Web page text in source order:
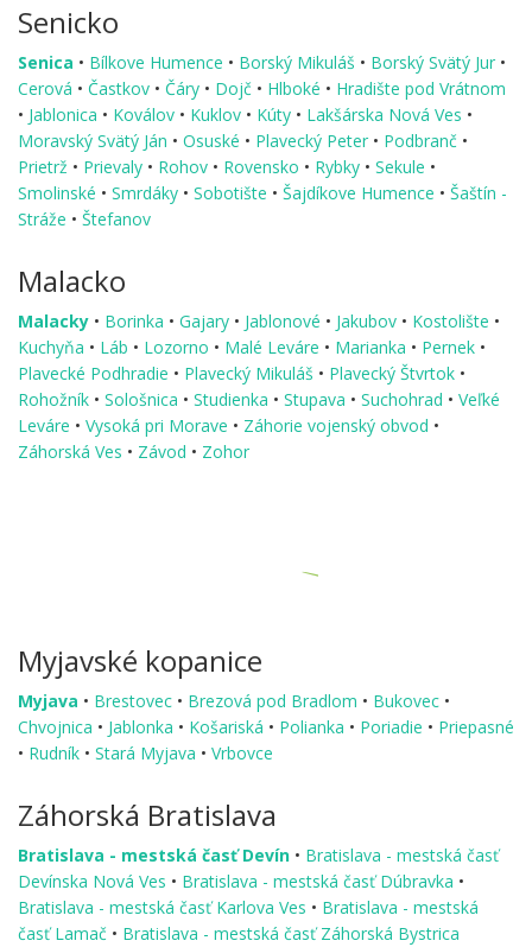
Senicko
Senica • Bílkove Humence • Borský Mikuláš • Borský Svätý Jur •
Cerová • Častkov • Čáry • Dojč • Hlboké • Hradište pod Vrátnom
• Jablonica • Koválov • Kuklov • Kúty • Lakšárska Nová Ves •
Moravský Svätý Ján • Osuské • Plavecký Peter • Podbranč •
Prietrž • Prievaly • Rohov • Rovensko • Rybky • Sekule •
Smolinské • Smrdáky • Sobotište • Šajdíkove Humence • Šaštín -
Stráže • Štefanov
Malacko
Malacky • Borinka • Gajary • Jablonové • Jakubov • Kostolište •
Kuchyňa • Láb • Lozorno • Malé Leváre • Marianka • Pernek •
Plavecké Podhradie • Plavecký Mikuláš • Plavecký Štvrtok •
Rohožník • Sološnica • Studienka • Stupava • Suchohrad • Veľké
Leváre • Vysoká pri Morave • Záhorie vojenský obvod •
Záhorská Ves • Závod • Zohor
Myjavské kopanice
Myjava • Brestovec • Brezová pod Bradlom • Bukovec •
Chvojnica • Jablonka • Košariská • Polianka • Poriadie • Priepasné
• Rudník • Stará Myjava • Vrbovce
Záhorská Bratislava
Bratislava - mestská časť Devín • Bratislava - mestská časť
Devínska Nová Ves • Bratislava - mestská časť Dúbravka •
Bratislava - mestská časť Karlova Ves • Bratislava - mestská
časť Lamač • Bratislava - mestská časť Záhorská Bystrica